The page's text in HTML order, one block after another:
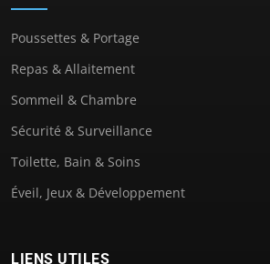
Poussettes & Portage
Repas & Allaitement
Sommeil & Chambre
Sécurité & Surveillance
Toilette, Bain & Soins
Éveil, Jeux & Développement
LIENS UTILES